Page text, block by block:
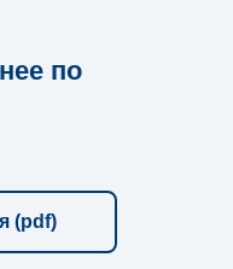
по
(pdf)